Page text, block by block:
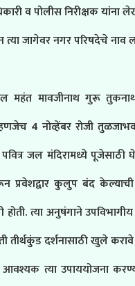
व पोलीस निरीक्षक
जागेवर नगर परिषदेचे
महंत मावजीनाथ गुरू तुकनाथ
4 नोव्हेंबर रोजी
जल मंदिरामध्ये पूजेसाठी
प्रवेशद्वार कुलुप बंद केल्याची
त्या अनुषंगाने
तीर्थकुंड दर्शनासाठी खुले
त्या उपाययोजना